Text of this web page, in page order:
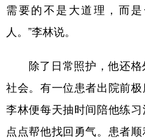
需要的不是大道理，而
人。”李林说。
除了日常照护，他还格
社会。有一位患者出院前极
李林便每天抽时间陪他练
点点帮他找回勇气。患者